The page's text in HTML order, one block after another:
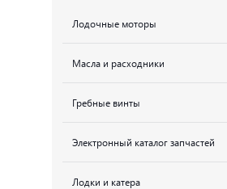
Лодочные моторы
Масла и расходники
Гребные винты
Электронный каталог запчастей
Лодки и катера